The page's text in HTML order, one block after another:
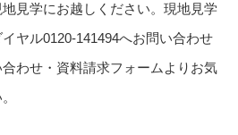
見学にお越しください。現地見学
ヤル0120-141494へお問い合わせ
わせ・資料請求フォームよりお気